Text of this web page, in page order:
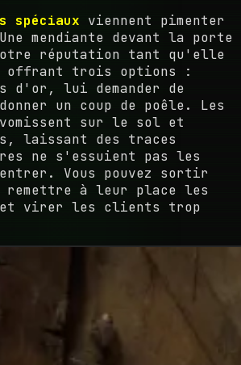
spéciaux viennent pimenter
mendiante devant la porte
réputation tant qu'elle
offrant trois options :
d'or, lui demander de
un coup de poêle. Les
sur le sol et
laissant des traces
ne s'essuient pas les
Vous pouvez sortir
remettre à leur place les
et virer les clients trop